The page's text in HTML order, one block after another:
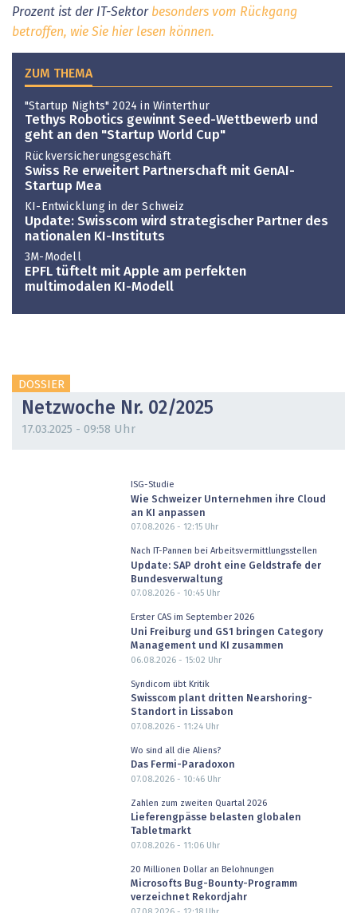
Prozent ist der IT-Sektor besonders vom Rückgang
betroffen, wie Sie hier lesen können.
ZUM THEMA
"Startup Nights" 2024 in Winterthur
Tethys Robotics gewinnt Seed-Wettbewerb und
geht an den "Startup World Cup"
Rückversicherungsgeschäft
Swiss Re erweitert Partnerschaft mit GenAI-
Startup Mea
KI-Entwicklung in der Schweiz
Update: Swisscom wird strategischer Partner des
nationalen KI-Instituts
3M-Modell
EPFL tüftelt mit Apple am perfekten
multimodalen KI-Modell
DOSSIER
Netzwoche Nr. 02/2025
17.03.2025 - 09:58 Uhr
ISG-Studie
Wie Schweizer Unternehmen ihre Cloud
an KI anpassen
07.08.2026 - 12:15Uhr
Nach IT-Pannen bei Arbeitsvermittlungsstellen
Update: SAP droht eine Geldstrafe der
Bundesverwaltung
07.08.2026 - 10:45Uhr
Erster CAS im September 2026
Uni Freiburg und GS1 bringen Category
Management und KI zusammen
06.08.2026 - 15:02 Uhr
Syndicom übt Kritik
Swisscom plant dritten Nearshoring-
Standort in Lissabon
07.08.2026 - 11:24Uhr
Wo sind all die Aliens?
Das Fermi-Paradoxon
07.08.2026 - 10:46Uhr
Zahlen zum zweiten Quartal 2026
Lieferengpässe belasten globalen
Tabletmarkt
07.08.2026 - 11:06Uhr
20 Millionen Dollar an Belohnungen
Microsofts Bug-Bounty-Programm
verzeichnet Rekordjahr